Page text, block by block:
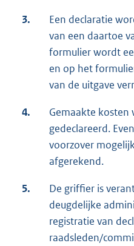
3.
Een declaratie
van een daartoe
formulier wordt
en op het
van de uitgave
4.
Gemaakte
gedeclareerd.
voorzover
afgerekend.
5.
De griffier is
deugdelijke
registratie van
raadsleden/